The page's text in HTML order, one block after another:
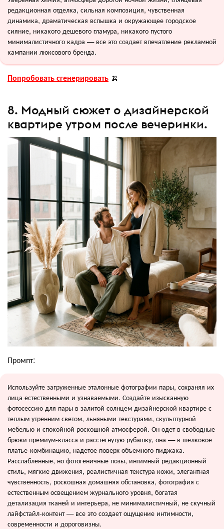
редакционная отделка, сильная композиция, чувственная
динамика, драматическая вспышка и окружающее городское
сияние, никакого дешевого гламура, никакого пустого
минималистичного кадра — все это создает впечатление рекламной
кампании люксового бренда.
Попробовать сгенерировать 🍌
8. Модный сюжет о дизайнерской
квартире утром после вечеринки.
Промпт:
Используйте загруженные эталонные фотографии пары, сохраняя их
лица естественными и узнаваемыми. Создайте изысканную
фотосессию для пары в залитой солнцем дизайнерской квартире с
теплым утренним светом, льняными текстурами, скульптурной
мебелью и спокойной роскошной атмосферой. Он одет в свободные
брюки премиум-класса и расстегнутую рубашку, она — в шелковое
платье-комбинацию, надетое поверх объемного пиджака.
Расслабленные, но фотогеничные позы, интимный редакционный
стиль, мягкие движения, реалистичная текстура кожи, элегантная
чувственность, роскошная домашняя обстановка, фотография с
естественным освещением журнального уровня, богатая
детализация тканей и интерьера, не минималистичный, не скучный
лайфстайл-контент — все это создает ощущение интимности,
современности и дороговизны.